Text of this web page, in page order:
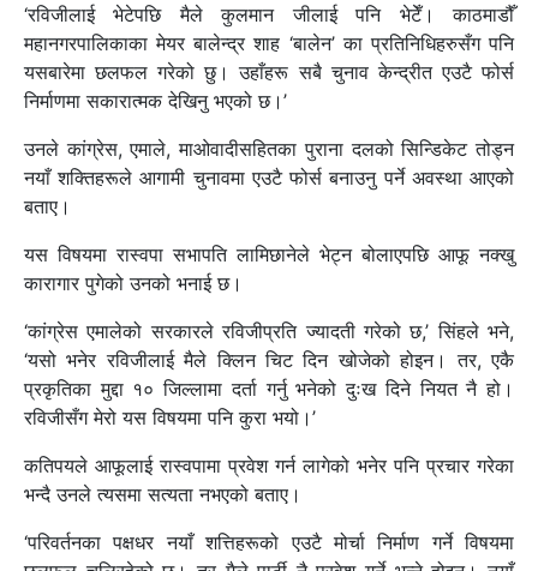
‘रविजीलाई भेटेपछि मैले कुलमान जीलाई पनि भेटेँ। काठमाडौँ
महानगरपालिकाका मेयर बालेन्द्र शाह ‘बालेन’ का प्रतिनिधिहरुसँग पनि
यसबारेमा छलफल गरेको छु। उहाँहरू सबै चुनाव केन्द्रीत एउटै फोर्स
निर्माणमा सकारात्मक देखिनु भएको छ।’
उनले कांग्रेस, एमाले, माओवादीसहितका पुराना दलको सिन्डिकेट तोड्न
नयाँ शक्तिहरूले आगामी चुनावमा एउटै फोर्स बनाउनु पर्ने अवस्था आएको
बताए।
यस विषयमा रास्वपा सभापति लामिछानेले भेट्न बोलाएपछि आफू नक्खु
कारागार पुगेको उनको भनाई छ।
‘कांग्रेस एमालेको सरकारले रविजीप्रति ज्यादती गरेको छ,’ सिंहले भने,
‘यसो भनेर रविजीलाई मैले क्लिन चिट दिन खोजेको होइन। तर, एकै
प्रकृतिका मुद्दा १० जिल्लामा दर्ता गर्नु भनेको दुःख दिने नियत नै हो।
रविजीसँग मेरो यस विषयमा पनि कुरा भयो।’
कतिपयले आफूलाई रास्वपामा प्रवेश गर्न लागेको भनेर पनि प्रचार गरेका
भन्दै उनले त्यसमा सत्यता नभएको बताए।
‘परिवर्तनका पक्षधर नयाँ शत्तिहरूको एउटै मोर्चा निर्माण गर्ने विषयमा